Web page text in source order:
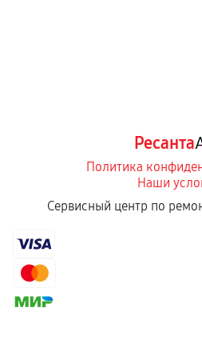
Ресанта
Политика
Наши
Сервисный центр по